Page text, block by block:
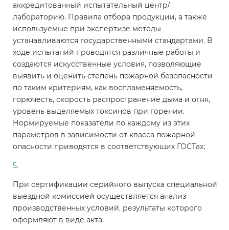
аккредитованный испытательный центр/
лабораторию. Правила отбора продукции, а также
используемые при экспертизе методы
устанавливаются государственными стандартами. В
ходе испытаний проводятся различные работы и
создаются искусственные условия, позволяющие
выявить и оценить степень пожарной безопасности
по таким критериям, как воспламеняемость,
горючесть, скорость распространение дыма и огня,
уровень выделяемых токсинов при горении.
Нормируемые показатели по каждому из этих
параметров в зависимости от класса пожарной
опасности приводятся в соответствующих ГОСТах;
При сертификации серийного выпуска специальной
выездной комиссией осуществляется анализ
производственных условий, результаты которого
оформляют в виде акта;